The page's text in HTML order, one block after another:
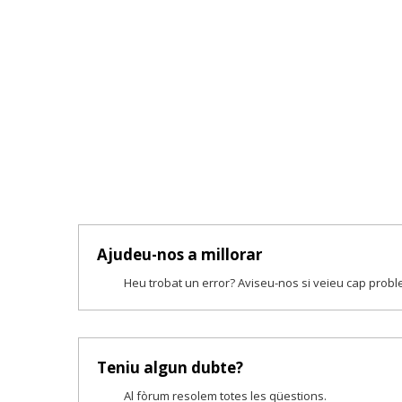
Ajudeu-nos a millorar
Heu trobat un error? Aviseu-nos si veieu cap
Teniu algun dubte?
Al fòrum resolem totes les qüestions.